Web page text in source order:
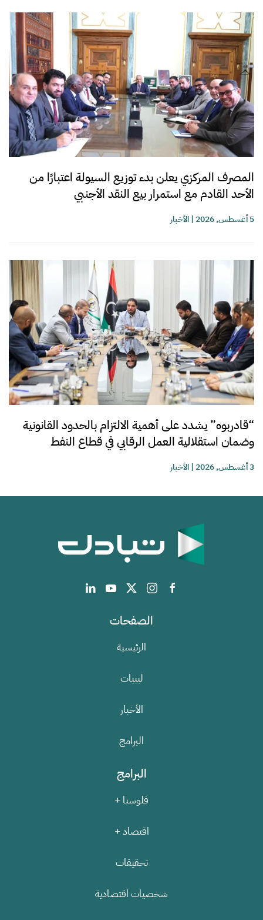
المصرف المركزي يعلن بدء توزيع السيولة اعتبارًا من
الأحد القادم مع استمرار بيع النقد الأجنبي
5 أغسطس, 2026 |الأخبار
“قادربوه” يشدد على أهمية الالتزام بالحدود القانونية
وضمان استقلالية العمل الرقابي في قطاع النفط
3 أغسطس, 2026 |الأخبار
الصفحات
الرئيسية
ليبيات
الأخبار
البرامج
البرامج
فلوسنا +
اقتصاد +
تحقيقات
شخصيات اقتصادية